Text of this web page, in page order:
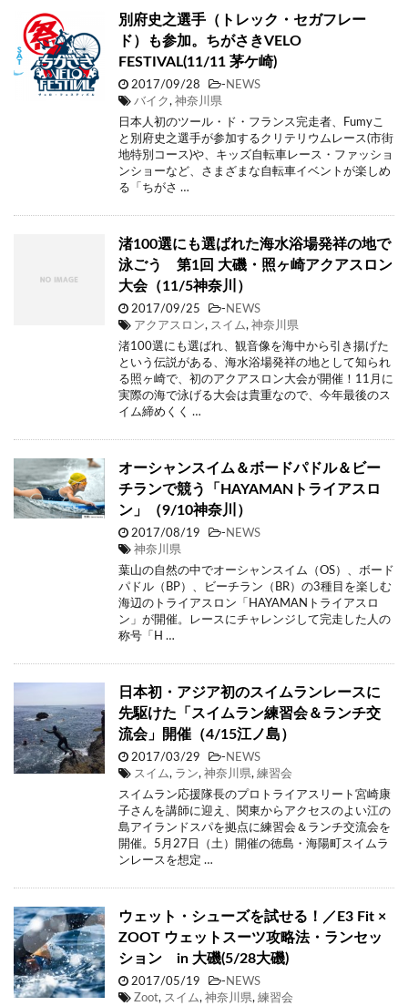
別府史之選手（トレック・セガフレー
ド）も参加。ちがさきVELO
FESTIVAL(11/11 茅ケ崎)
2017/09/28 - NEWS
バイク, 神奈川県
日本人初のツール・ド・フランス完走者、Fumyこ
と別府史之選手が参加するクリテリウムレース(市街
地特別コース)や、キッズ自転車レース・ファッショ
ンショーなど、さまざまな自転車イベントが楽しめ
る「ちがさ …
渚100選にも選ばれた海水浴場発祥の地で
泳ごう 第1回 大磯・照ヶ崎アクアスロン
大会（11/5神奈川）
2017/09/25 - NEWS
アクアスロン, スイム, 神奈川県
渚100選にも選ばれ、観音像を海中から引き揚げた
という伝説がある、海水浴場発祥の地として知られ
る照ヶ崎で、初のアクアスロン大会が開催！11月に
実際の海で泳げる大会は貴重なので、今年最後のス
イム締めくく …
オーシャンスイム＆ボードパドル＆ビー
チランで競う「HAYAMANトライアスロ
ン」（9/10神奈川）
2017/08/19 - NEWS
神奈川県
葉山の自然の中でオーシャンスイム（OS）、ボード
パドル（BP）、ビーチラン（BR）の3種目を楽しむ
海辺のトライアスロン「HAYAMANトライアスロ
ン」が開催。レースにチャレンジして完走した人の
称号「H …
日本初・アジア初のスイムランレースに
先駆けた「スイムラン練習会＆ランチ交
流会」開催（4/15江ノ島）
2017/03/29 - NEWS
スイム, ラン, 神奈川県, 練習会
スイムラン応援隊長のプロトライアスリート宮崎康
子さんを講師に迎え、関東からアクセスのよい江の
島アイランドスパを拠点に練習会＆ランチ交流会を
開催。5月27日（土）開催の徳島・海陽町スイムラ
ンレースを想定 …
ウェット・シューズを試せる！／E3 Fit ×
ZOOT ウェットスーツ攻略法・ランセッ
ション in 大磯(5/28大磯)
2017/05/19 - NEWS
Zoot, スイム, 神奈川県, 練習会